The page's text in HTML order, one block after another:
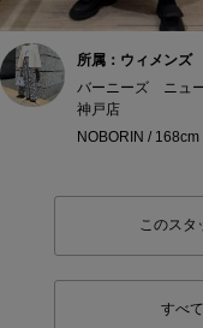
所属：ウィメンズ
バーニーズ ニュ
神戸店
NOBORIN / 168cm
このスタ
すべ